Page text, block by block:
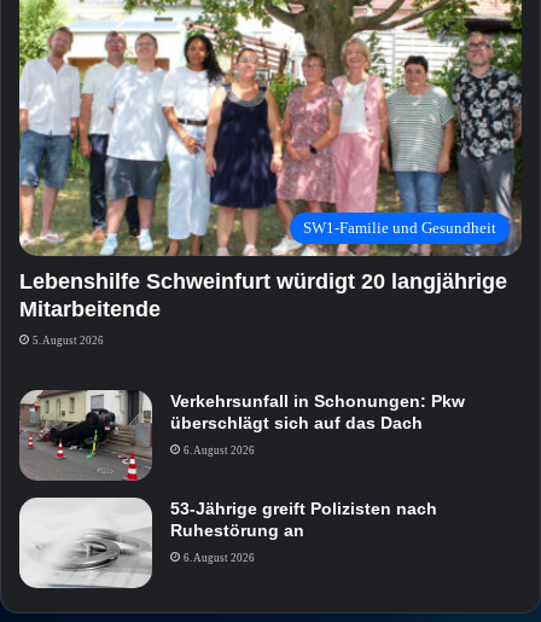
SW1-Familie und Gesundheit
Lebenshilfe Schweinfurt würdigt 20 langjährige
Mitarbeitende
5. August 2026
Verkehrsunfall in Schonungen: Pkw
überschlägt sich auf das Dach
6. August 2026
53-Jährige greift Polizisten nach
Ruhestörung an
6. August 2026